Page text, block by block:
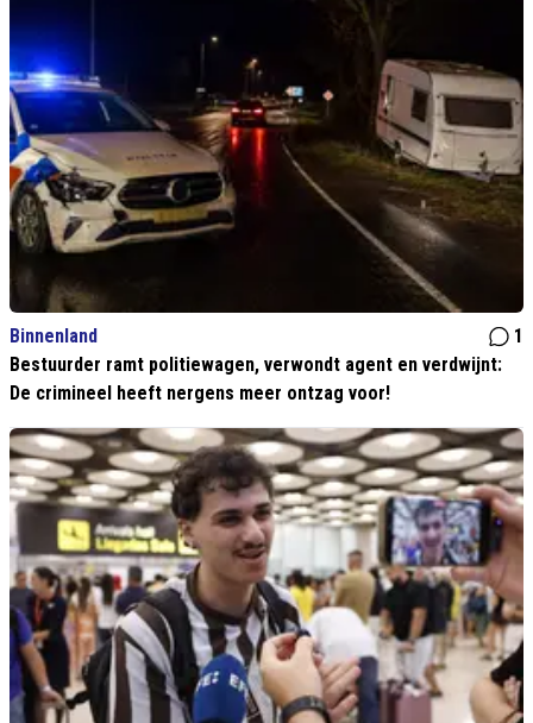
Binnenland
1
Bestuurder ramt politiewagen, verwondt agent en verdwijnt:
De crimineel heeft nergens meer ontzag voor!